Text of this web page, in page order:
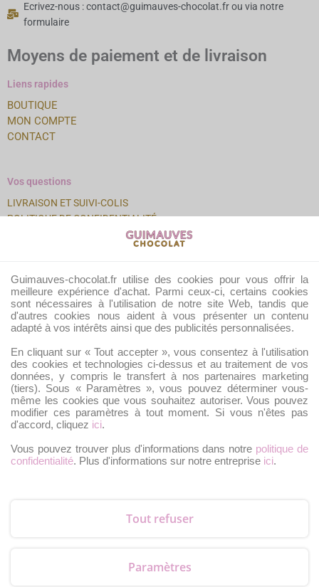
Ecrivez-nous : contact@guimauves-chocolat.fr ou via notre
formulaire
Moyens de paiement et de livraison
Liens rapides
BOUTIQUE
MON COMPTE
CONTACT
Vos questions
LIVRAISON ET SUIVI-COLIS
POLITIQUE DE CONFIDENTIALITÉ
POLITIQUE DE RETOUR
B2B – OFFRE POUR LES PROS
CB, Visa
Guimauves-chocolat.fr utilise des cookies pour vous offrir la
meilleure expérience d'achat. Parmi ceux-ci, certains cookies
sont nécessaires à l'utilisation de notre site Web, tandis que
d'autres cookies nous aident à vous présenter un contenu
adapté à vos intérêts ainsi que des publicités personnalisées.
En cliquant sur « Tout accepter », vous consentez à l'utilisation
des cookies et technologies ci-dessus et au traitement de vos
données, y compris le transfert à nos partenaires marketing
(tiers). Sous « Paramètres », vous pouvez déterminer vous-
même les cookies que vous souhaitez autoriser. Vous pouvez
modifier ces paramètres à tout moment. Si vous n'êtes pas
d'accord, cliquez ici.
Vous pouvez trouver plus d'informations dans notre politique de
confidentialité. Plus d'informations sur notre entreprise ici.
Tout refuser
Paramètres